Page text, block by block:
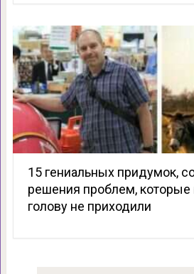
15 гениальных придумок,
решения проблем,
голову не приходили